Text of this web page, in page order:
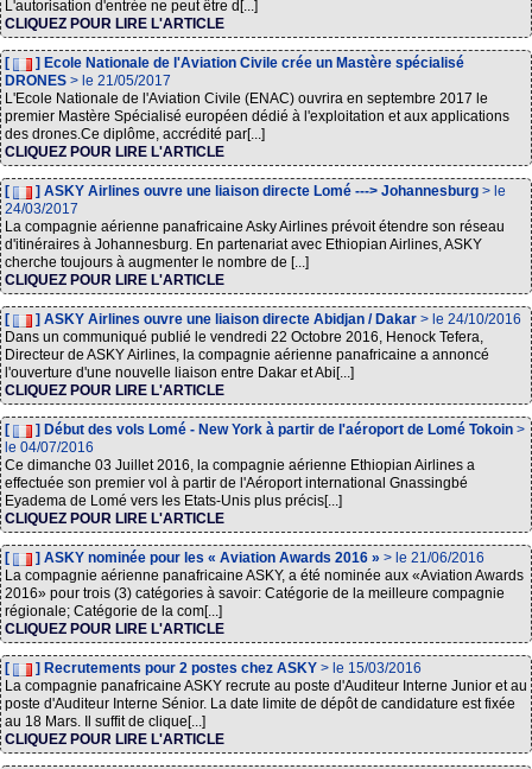
L'autorisation d'entrée ne peut être d[...]
CLIQUEZ POUR LIRE L'ARTICLE
[
] Ecole Nationale de l'Aviation Civile crée un Mastère spécialisé
DRONES > le 21/05/2017
L'Ecole Nationale de l'Aviation Civile (ENAC) ouvrira en septembre 2017 le
premier Mastère Spécialisé européen dédié à l'exploitation et aux applications
des drones.Ce diplôme, accrédité par[...]
CLIQUEZ POUR LIRE L'ARTICLE
[ ] ASKY Airlines ouvre une liaison directe Lomé ---> Johannesburg > le
24/03/2017
La compagnie aérienne panafricaine Asky Airlines prévoit étendre son réseau
d'itinéraires à Johannesburg. En partenariat avec Ethiopian Airlines, ASKY
cherche toujours à augmenter le nombre de [...]
CLIQUEZ POUR LIRE L'ARTICLE
[ ] ASKY Airlines ouvre une liaison directe Abidjan / Dakar > le 24/10/2016
Dans un communiqué publié le vendredi 22 Octobre 2016, Henock Tefera,
Directeur de ASKY Airlines, la compagnie aérienne panafricaine a annoncé
l'ouverture d'une nouvelle liaison entre Dakar et Abi[...]
CLIQUEZ POUR LIRE L'ARTICLE
[ ] Début des vols Lomé - New York à partir de l'aéroport de Lomé Tokoin >
le 04/07/2016
Ce dimanche 03 Juillet 2016, la compagnie aérienne Ethiopian Airlines a
effectuée son premier vol à partir de l'Aéroport international Gnassingbé
Eyadema de Lomé vers les Etats-Unis plus précis[...]
CLIQUEZ POUR LIRE L'ARTICLE
[ ] ASKY nominée pour les « Aviation Awards 2016 » > le 21/06/2016
La compagnie aérienne panafricaine ASKY, a été nominée aux «Aviation Awards
2016» pour trois (3) catégories à savoir: Catégorie de la meilleure compagnie
régionale; Catégorie de la com[...]
CLIQUEZ POUR LIRE L'ARTICLE
[ ] Recrutements pour 2 postes chez ASKY > le 15/03/2016
La compagnie panafricaine ASKY recrute au poste d'Auditeur Interne Junior et au
poste d'Auditeur Interne Sénior. La date limite de dépôt de candidature est fixée
au 18 Mars. Il suffit de clique[...]
CLIQUEZ POUR LIRE L'ARTICLE